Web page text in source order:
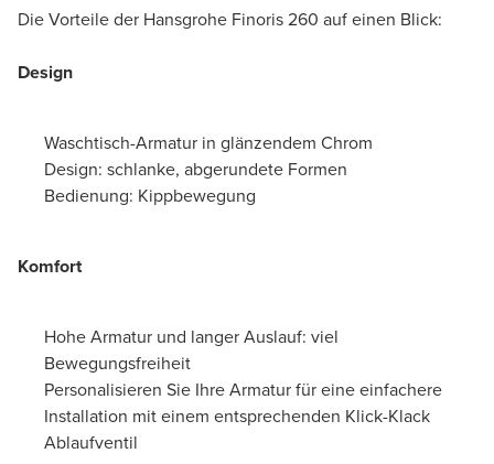
Die Vorteile der Hansgrohe Finoris 260 auf einen Blick:
Design
Waschtisch-Armatur in glänzendem Chrom
Design: schlanke, abgerundete Formen
Bedienung: Kippbewegung
Komfort
Hohe Armatur und langer Auslauf: viel
Bewegungsfreiheit
Personalisieren Sie Ihre Armatur für eine einfachere
Installation mit einem entsprechenden Klick-Klack
Ablaufventil